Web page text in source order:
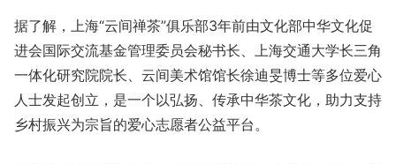
据了解，上海“云间禅茶”俱乐部3年前由文化部中华文化促
进会国际交流基金管理委员会秘书长、上海交通大学长三角
一体化研究院院长、云间美术馆馆长徐迪旻博士等多位爱心
人士发起创立，是一个以弘扬、传承中华茶文化，助力支持
乡村振兴为宗旨的爱心志愿者公益平台。